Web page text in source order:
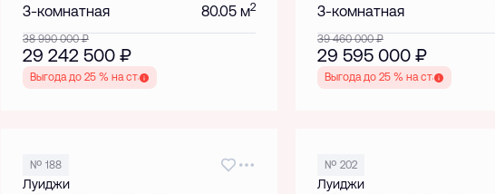
3-комнатная 80.05 м2
38 990 000₽
29 242 500 ₽
Выгода до 25 % на старте
3-комнатная
39 460 000₽
29 595 000 ₽
Выгода до 25 % на старте
№ 188
Луиджи
№ 202
Луиджи